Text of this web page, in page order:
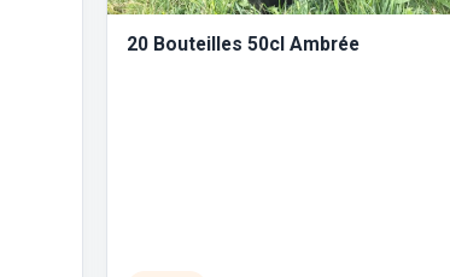
20 Bouteilles 50cl Ambrée